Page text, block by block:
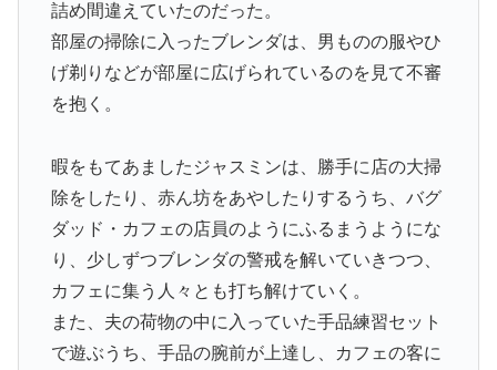
詰め間違えていたのだった。
部屋の掃除に入ったブレンダは、男ものの服やひ
げ剃りなどが部屋に広げられているのを見て不審
を抱く。
暇をもてあましたジャスミンは、勝手に店の大掃
除をしたり、赤ん坊をあやしたりするうち、バグ
ダッド・カフェの店員のようにふるまうようにな
り、少しずつブレンダの警戒を解いていきつつ、
カフェに集う人々とも打ち解けていく。
また、夫の荷物の中に入っていた手品練習セット
で遊ぶうち、手品の腕前が上達し、カフェの客に